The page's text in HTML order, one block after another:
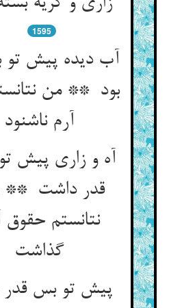
1595
آب دیده پیش تو
بود ** من
آه و زاری پیش
قدر داشت **
نتانستم حقوق
گذاشت
پیش تو بس قدر